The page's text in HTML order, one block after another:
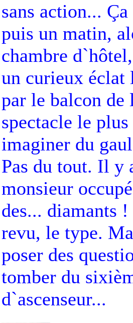
sans action...
puis un matin,
chambre
un curieux éclat
par le balcon
spectacle le
imaginer du
Pas du tout. Il y
monsieur
des... diamants
revu, le type.
poser des
tomber du
d`ascenseur...